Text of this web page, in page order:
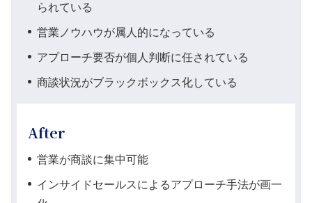
られている
営業ノウハウが属人的になっている
アプローチ要否が個人判断に任されている
商談状況がブラックボックス化している
After
営業が商談に集中可能
インサイドセールスによるアプローチ手法が画一